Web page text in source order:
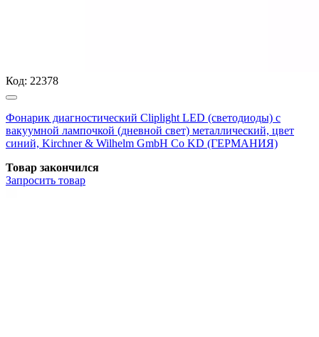
Код: 22378
Фонарик диагностический Cliplight LED (светодиоды) с
вакуумной лампочкой (дневной свет) металлический, цвет
синий, Kirchner & Wilhelm GmbH Co KD (ГЕРМАНИЯ)
Товар закончился
Запросить товар